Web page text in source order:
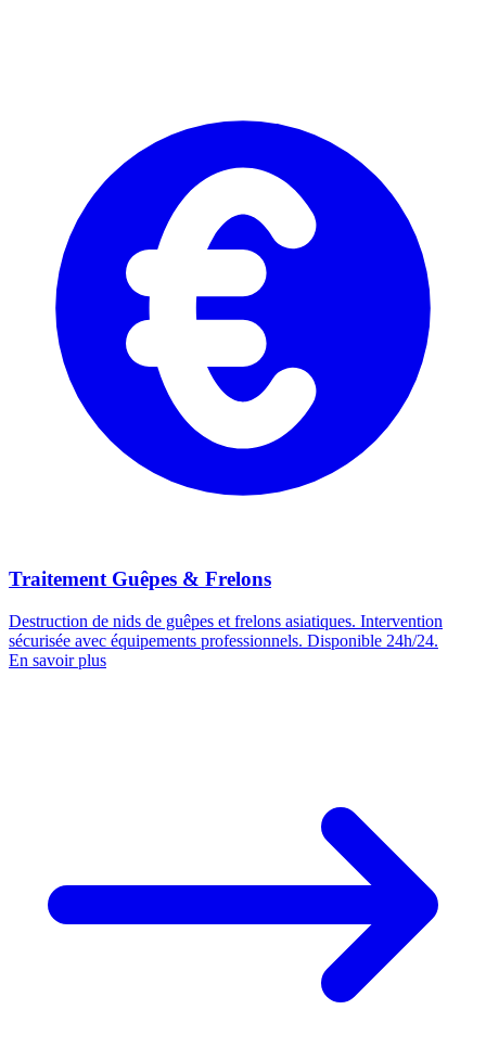
Traitement Guêpes & Frelons
Destruction de nids de guêpes et frelons asiatiques. Intervention
sécurisée avec équipements professionnels. Disponible 24h/24.
En savoir plus